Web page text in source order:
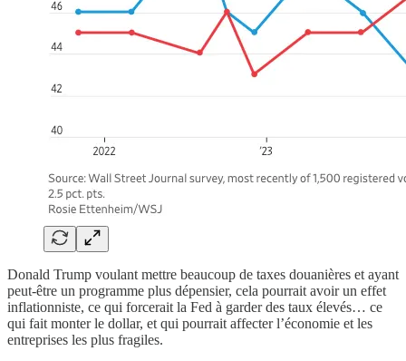
Donald Trump voulant mettre beaucoup de taxes douanières et ayant
peut-être un programme plus dépensier, cela pourrait avoir un effet
inflationniste, ce qui forcerait la Fed à garder des taux élevés… ce
qui fait monter le dollar, et qui pourrait affecter l’économie et les
entreprises les plus fragiles.